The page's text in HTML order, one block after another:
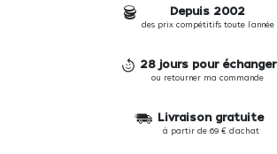
Depuis 2002
des prix compétitifs toute l'année
28 jours pour échanger
ou retourner ma commande
Livraison gratuite
à partir de 69 € d'achat